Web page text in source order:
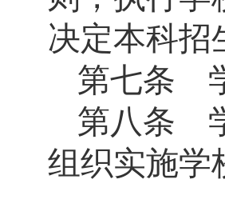
决定本科招
第七条
第八条
组织实施学